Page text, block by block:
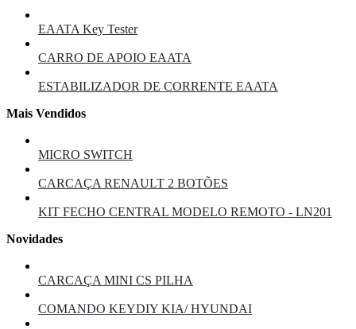
EAATA Key Tester
CARRO DE APOIO EAATA
ESTABILIZADOR DE CORRENTE EAATA
Mais Vendidos
MICRO SWITCH
CARCAÇA RENAULT 2 BOTÕES
KIT FECHO CENTRAL MODELO REMOTO - LN201
Novidades
CARCAÇA MINI CS PILHA
COMANDO KEYDIY KIA/ HYUNDAI